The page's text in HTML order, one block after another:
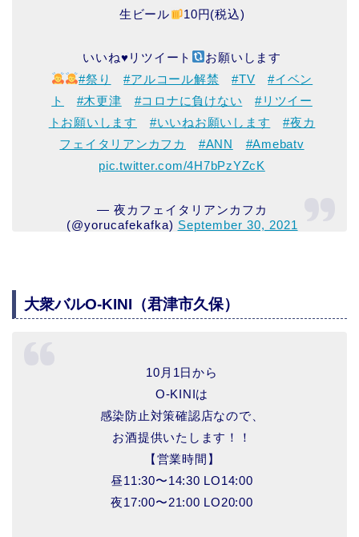
生ビール
10円(税込)
いいね♥リツイート
お願いします
#祭り
#アルコール解禁 #TV
#イベン
ト
#木更津 #コロナに負けない
#リツイー
トお願いします
#いいねお願いします
#夜カ
フェイタリアンカフカ
#ANN
#Amebatv
pic.twitter.com/4H7bPzYZcK
— 夜カフェイタリアンカフカ
(@yorucafekafka) September 30, 2021
大衆バルO-KINI（君津市久保）
10月1日から
O-KINIは
感染防止対策確認店なので、
お酒提供いたします！！
【営業時間】
昼11:30〜14:30 LO14:00
夜17:00〜21:00 LO20:00